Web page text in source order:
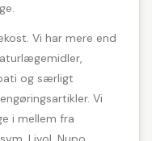
Vi har mere end
og særligt
Vi
i mellem fra